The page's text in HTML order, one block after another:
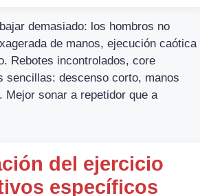
demasiado: los hombros no
de manos, ejecución caótica
Rebotes incontrolados, core
sencillas: descenso corto, manos
Mejor sonar a repetidor que a
del ejercicio
específicos